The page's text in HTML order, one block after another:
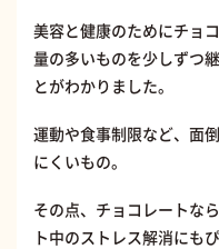
美容と健康のためにチョ
量の多いものを少しずつ
とがわかりました。
運動や食事制限など、面
にくいもの。
その点、チョコレートな
ト中のストレス解消にも